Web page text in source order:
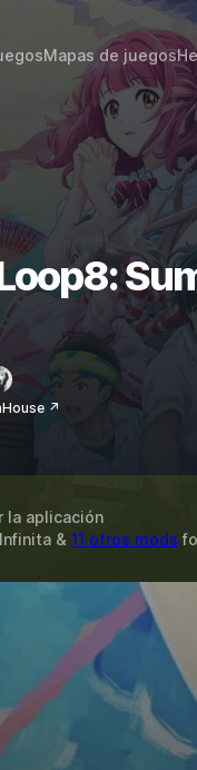
Mapas de juegos
↗
la aplicación
& 11 otros mods